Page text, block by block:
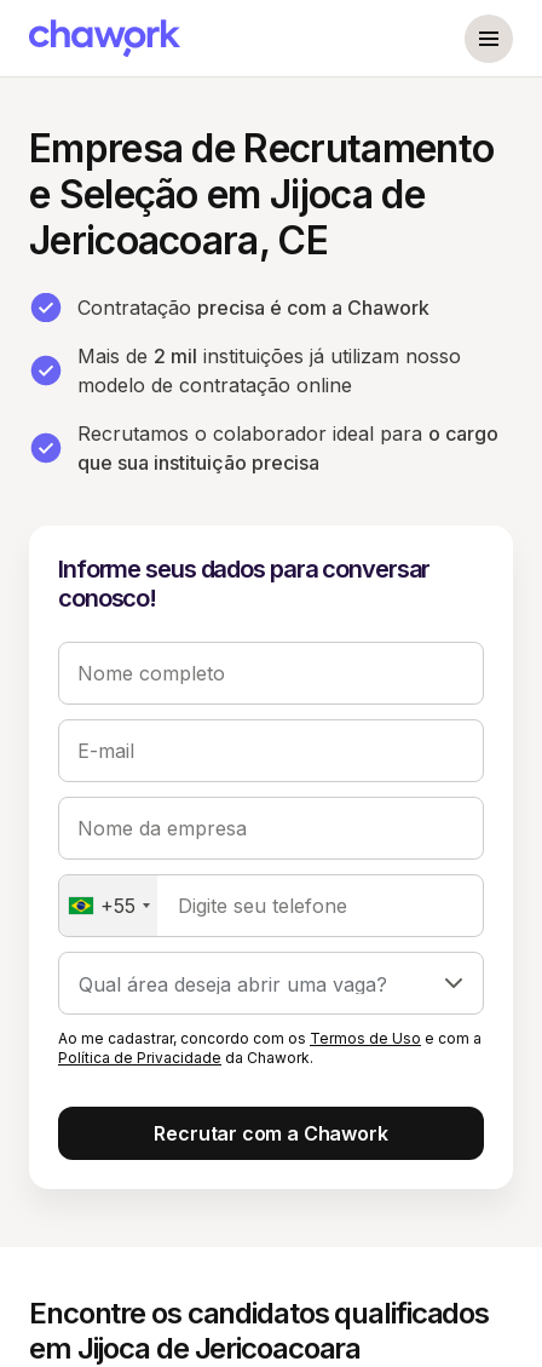
Empresa de Recrutamento
e Seleção em Jijoca de
Jericoacoara, CE
Contratação precisa é com a Chawork
Mais de 2 mil instituições já utilizam nosso
modelo de contratação online
Recrutamos o colaborador ideal para o cargo
que sua instituição precisa
Informe seus dados para conversar
conosco!
Nome completo
E-mail
Nome da empresa
+55 Digite seu telefone
Ao me cadastrar, concordo com os Termos de Uso e com a
Política de Privacidade da Chawork.
Recrutar com a Chawork
Encontre os candidatos qualificados
em Jijoca de Jericoacoara